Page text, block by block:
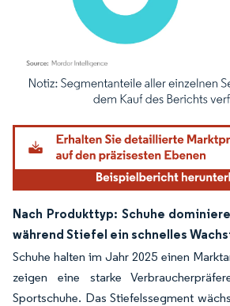
Bild © Mordor Intelligence. Wiederverwendung
Nach Produkttyp: Schuhe
während Stiefel ein schnelles
Schuhe halten im Jahr 2025 einen
zeigen eine starke
Sportschuhe. Das Stiefelssegment